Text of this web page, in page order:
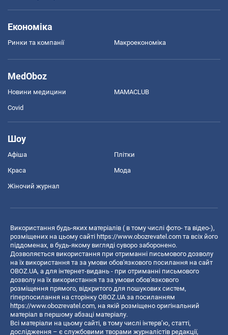
Економіка
Ринки та компанії Макроекономіка
MedOboz
Новини медицини MAMACLUB
Covid
Шоу
Афіша Плітки
Краса Мода
Жіночий журнал
Використання будь-яких матеріалів ( в тому числі фото- та відео-),
розміщених на цьому сайті https://www.obozrevatel.com та всіх його
піддоменах, в будь-якому вигляді суворо заборонено.
Дозволяється використання при отриманні письмового дозволу
на їх використання та за умови обов'язкового посилання на сайт
OBOZ.UA, а для інтернет-видань - при отриманні письмового
дозволу на їх використання та за умови обов'язкового
розміщення прямого, відкритого для пошукових систем,
гіперпосилання на сторінку OBOZ.UA за посиланням
https://www.obozrevatel.com, на якій розміщено оригінальний
матеріал в першому абзаці матеріалу.
Всі матеріали на цьому сайті, в тому числі інтерв’ю, статті,
дослідження – є службовими творами журналістів редакції,